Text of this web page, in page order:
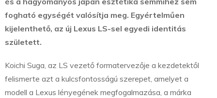
fogható egységét valósítja meg. Egyértelműen
kijelenthető, az új Lexus LS-sel egyedi identitás
született.
Koichi Suga, az LS vezető formatervezője a kezdetektől
felismerte azt a kulcsfontosságú szerepet, amelyet a
modell a Lexus lényegének megfogalmazása, a márka